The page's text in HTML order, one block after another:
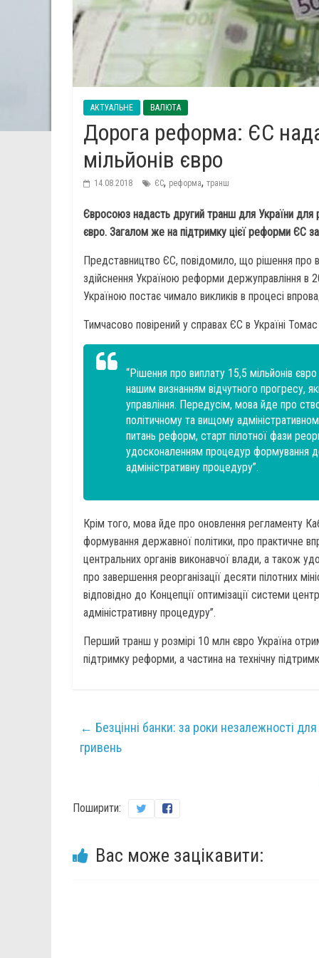
АКТУАЛЬНЕ ВАЛЮТА
Дорога реформа: ЄС
мільйонів євро
14.08.2018 ЄС, реформа, транш
Євросоюз надасть другий транш для України
євро. Загалом же на підтримку цієї реформи ЄС
Представництво ЄС, повідомило, що рішення про
здійснення Україною реформи держуправління
Україною постає чимало викликів в процесі
Тимчасово повірений у справах ЄС в Україні
“Рішення про виплату 15,5 мільйонів
нашим визнанням відчутного прогресу,
управління. Передусім, мова йде про
політичному та вищому
питань реформ, старт пілотної фази
удосконаленням процедур формування
адміністративну процедуру”.
Крім того, мова йде про оновлення регламенту
формування державної політики, про практичне
центральних органів виконавчої влади, а також
про завершення реорганізації десяти пілотних
відповідно до Концепції оптимізації системи
адміністративну процедуру”.
Перший транш у розмірі 10 млн євро Україна
підтримку реформи, а частина на технічну
← Безцінні банки: за роки незалежності
гривень
Поширити:
Вас може зацікавити: